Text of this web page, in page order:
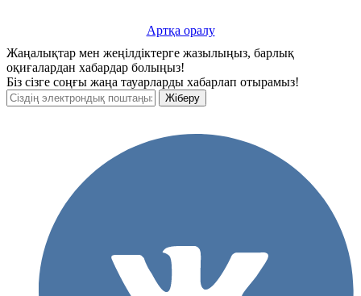
Артқа оралу
Жаңалықтар мен жеңілдіктерге жазылыңыз, барлық
оқиғалардан хабардар болыңыз!
Біз сізге соңғы жаңа тауарларды хабарлап отырамыз!